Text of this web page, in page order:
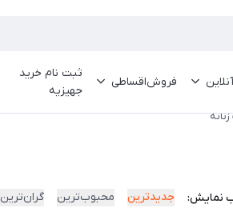
فروش‌اقساطی
ثبت نام خرید
جهیزیه
نمایش: جدیدترین محبوب‌ترین گران‌ترین